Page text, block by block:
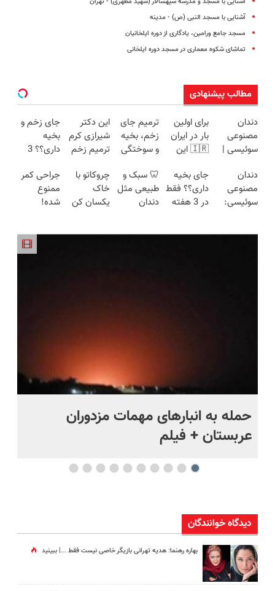
آشنایی با مسجد النبى (ص) - مدینه
مسجد جامع ورامین، یادگاری از دوره ایلخانیان
تماشای شکوه معماری در مسجد دوره ایلخانی
مطالب پیشنهادی
دندان
مصنوعی
سوئیسی |
مقاوم،
طبیعی!
ویزیت
اقساطی😍
برای اولین
بار در ایران
🇮🇷 این
ترمیم کننده
23 روزه
ساخت!
ترمیم جای
زخم، بخیه
و سوختگی
هفته!!😍
این دکتر
شیرازی کرم
ترمیم زخم
ساخت!!!
جای زخم و
بخیه
داری؟؟ 3
محوش کن!
دندان
مصنوعی
سوئیسی:
جای بخیه
داری؟؟ فقط
در 3 هفته
🦷 سبک و
طبیعی مثل
دندان
چروکاتو با
خاک
یکسان کن
جراحی کمر
ممنوع
شده!
منزل درمان
حمله به انبارهای مهمات مزدوران
عربستان + فیلم
دیدگاه خوانندگان
بهاره رهنما: هدیه تهرانی بازیگر خاصی نیست فقط ...|‌ ببینید